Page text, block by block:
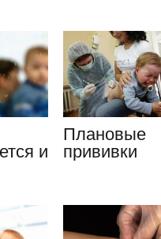
столбняка и
дифтерии
и
от
Плановые
прививки
здоровья в
будущем